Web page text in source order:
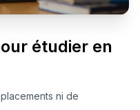
étudier en
ni de